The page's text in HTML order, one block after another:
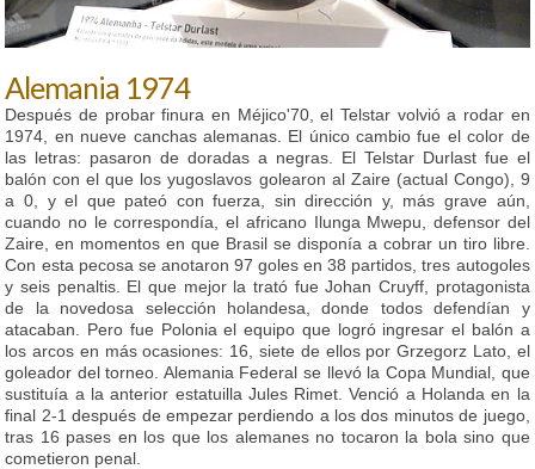
Alemania 1974
Después de probar finura en Méjico'70, el Telstar volvió a rodar en
1974, en nueve canchas alemanas. El único cambio fue el color de
las letras: pasaron de doradas a negras. El Telstar Durlast fue el
balón con el que los yugoslavos golearon al Zaire (actual Congo), 9
a 0, y el que pateó con fuerza, sin dirección y, más grave aún,
cuando no le correspondía, el africano Ilunga Mwepu, defensor del
Zaire, en momentos en que Brasil se disponía a cobrar un tiro libre.
Con esta pecosa se anotaron 97 goles en 38 partidos, tres autogoles
y seis penaltis. El que mejor la trató fue Johan Cruyff, protagonista
de la novedosa selección holandesa, donde todos defendían y
atacaban. Pero fue Polonia el equipo que logró ingresar el balón a
los arcos en más ocasiones: 16, siete de ellos por Grzegorz Lato, el
goleador del torneo. Alemania Federal se llevó la Copa Mundial, que
sustituía a la anterior estatuilla Jules Rimet. Venció a Holanda en la
final 2-1 después de empezar perdiendo a los dos minutos de juego,
tras 16 pases en los que los alemanes no tocaron la bola sino que
cometieron penal.